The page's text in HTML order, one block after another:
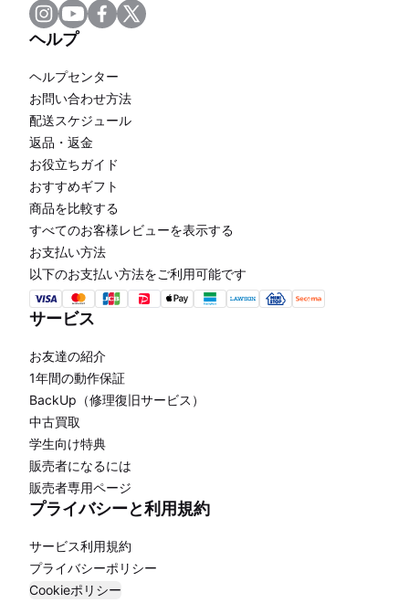
ヘルプ
ヘルプセンター
お問い合わせ方法
配送スケジュール
返品・返金
お役立ちガイド
おすすめギフト
商品を比較する
すべてのお客様レビューを表示する
お支払い方法
以下のお支払い方法をご利用可能です
サービス
お友達の紹介
1年間の動作保証
BackUp（修理復旧サービス）
中古買取
学生向け特典
販売者になるには
販売者専用ページ
プライバシーと利用規約
サービス利用規約
プライバシーポリシー
Cookieポリシー